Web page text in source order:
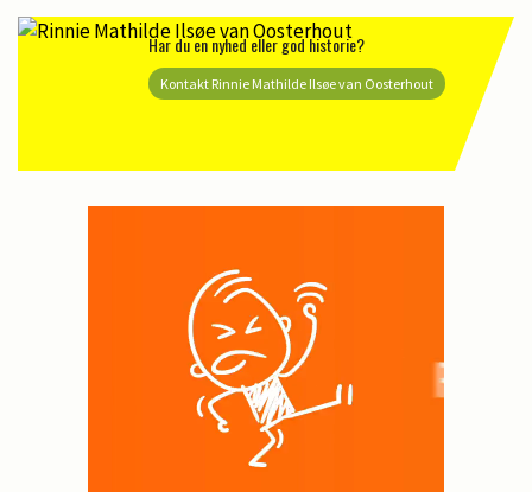
Har du en nyhed eller god historie?
Kontakt Rinnie Mathilde Ilsøe van Oosterhout